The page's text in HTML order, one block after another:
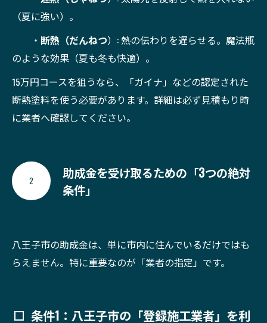
（夏に強い）。
・ 断熱（だんねつ）: 熱の伝わりを遅らせる。魔法瓶
のような効果（夏も冬も快適）。
15万円コースを狙うなら、「ガイナ」などの認定された
断熱塗料を使う必要があります。詳細は必ず見積もり時
に業者へ確認してください。
助成金を受け取るための「3つの絶対
条件」
2
八王子市の助成金は、単に市内に住んでいるだけではも
らえません。特に重要なのが「業者の指定」です。
条件1：八王子市の「登録施工業者」を利